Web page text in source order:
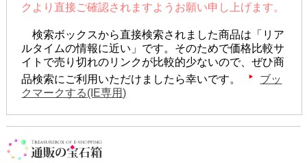
クより直接ご確認されますようお願い申し上げます。
検索ボックスから直接検索されました商品は「リア
ルタイムの情報に近い」です。そのためで価格比較サ
イトで売り切れのリンクが比較的少ないので、ぜひ商
品検索にご利用いただけましたら幸いです。
ブッ
クマークする(IE専用)